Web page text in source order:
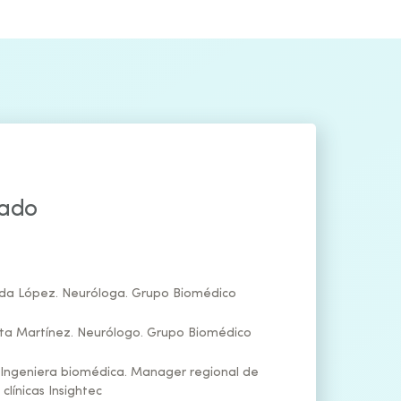
López. Neuróloga. Grupo Biomédico
Martínez. Neurólogo. Grupo Biomédico
Ingeniera biomédica. Manager regional de
Insightec